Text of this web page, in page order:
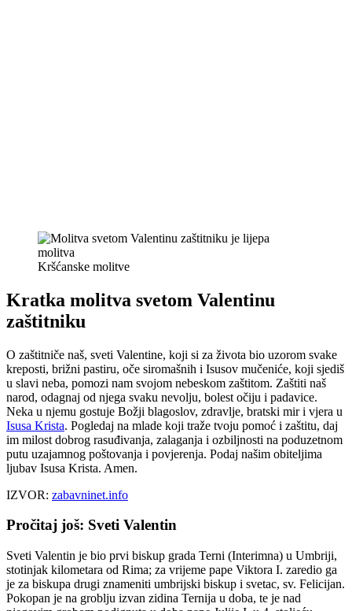
Kršćanske molitve
Kratka molitva svetom Valentinu
zaštitniku
O zaštitniče naš, sveti Valentine, koji si za života bio uzorom svake
kreposti, brižni pastiru, oče siromašnih i Isusov mučeniće, koji sjediš
u slavi neba, pomozi nam svojom nebeskom zaštitom. Zaštiti naš
narod, odagnaj od njega svaku nevolju, bolest očiju i padavice.
Neka u njemu gostuje Božji blagoslov, zdravlje, bratski mir i vjera u
Isusa Krista. Pogledaj na mlade koji traže tvoju pomoć i zaštitu, daj
im milost dobrog rasuđivanja, zalaganja i ozbiljnosti na poduzetnom
putu uzajamnog poštovanja i povjerenja. Podaj našim obiteljima
ljubav Isusa Krista. Amen.
IZVOR: zabavninet.info
Pročitaj još: Sveti Valentin
Sveti Valentin je bio prvi biskup grada Terni (Interimna) u Umbriji,
stotinjak kilometara od Rima; za vrijeme pape Viktora I. zaredio ga
je za biskupa drugi znameniti umbrijski biskup i svetac, sv. Felicijan.
Pokopan je na groblju izvan zidina Ternija u doba, te je nad